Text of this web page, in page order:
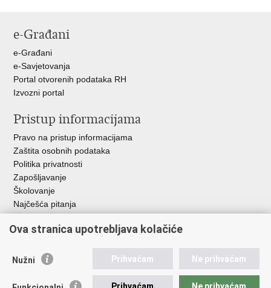
Facebooku
X-
e-Građani
e-Građani
e-Savjetovanja
Portal otvorenih podataka RH
Izvozni portal
Pristup informacijama
Pravo na pristup informacijama
Zaštita osobnih podataka
Politika privatnosti
Zapošljavanje
Školovanje
Najčešća pitanja
Važne poveznice
EMN Nacionalna kontaktna točka za Republiku Hrvatsku
Ova stranica upotrebljava kolačiće
Nužni Prihvaćam Ne prihvaćam
Prihvaćam Ne prihvaćam